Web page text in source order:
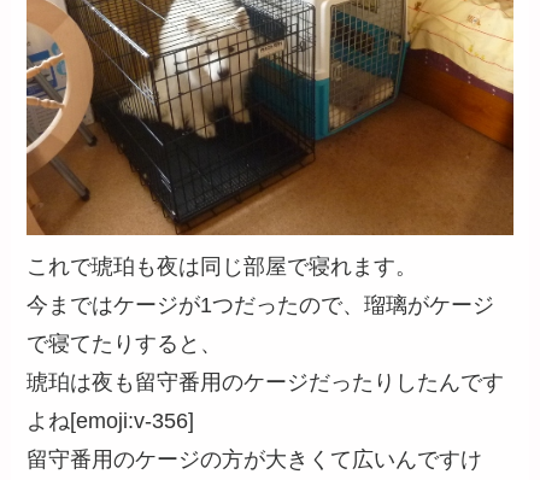
これで琥珀も夜は同じ部屋で寝れます。
今まではケージが1つだったので、瑠璃がケージ
で寝てたりすると、
琥珀は夜も留守番用のケージだったりしたんです
よね[emoji:v-356]
留守番用のケージの方が大きくて広いんですけ